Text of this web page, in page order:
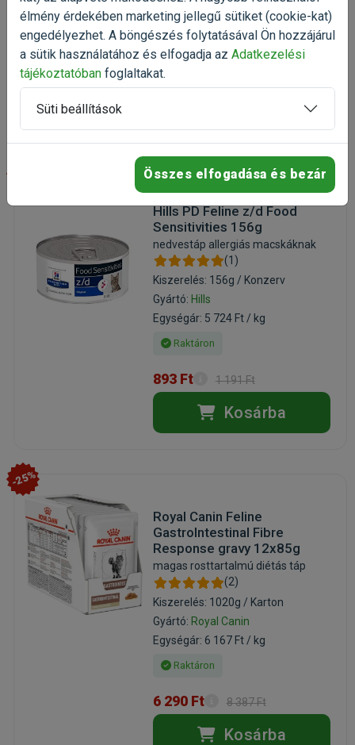
Egységár: 5 308 Ft / kg
Raktáron
7 962 Ft
Hills PD Feline z/d Food
Sensitivities 156g
nedvestáp allergiás macskáknak
(1)
Kiszerelés: 156g / Konzerv
Gyártó: Hills
Egységár: 5 724 Ft / kg
Raktáron
893 Ft 1 191 Ft
Kosárba
-25%
Royal Canin Feline
GastroIntestinal Fibre
Response gravy 12x85g
magas rosttartalmú diétás táp
(2)
Kiszerelés: 1020g / Karton
Gyártó: Royal Canin
Egységár: 6 167 Ft / kg
Raktáron
6 290 Ft 8 387 Ft
Kosárba
élmény érdekében marketing jellegű sütiket (cookie-kat)
engedélyezhet. A böngészés folytatásával Ön hozzájárul
a sütik használatához és elfogadja az Adatkezelési
tájékoztatóban foglaltakat.
Süti beállítások
Összes elfogadása és bezár